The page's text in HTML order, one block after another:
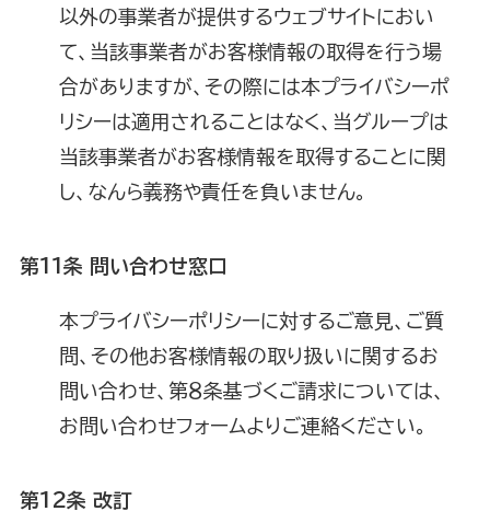
以外の事業者が提供するウェブサイトにおい
て、当該事業者がお客様情報の取得を行う場
合がありますが、その際には本プライバシーポ
リシーは適用されることはなく、当グループは
当該事業者がお客様情報を取得することに関
し、なんら義務や責任を負いません。
第11条 問い合わせ窓口
本プライバシーポリシーに対するご意見、ご質
問、その他お客様情報の取り扱いに関するお
問い合わせ、第８条基づくご請求については、
お問い合わせフォームよりご連絡ください。
第12条 改訂